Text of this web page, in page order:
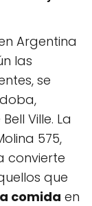
Argentina
las
se
Ville. La
575,
convierte
que
comida en